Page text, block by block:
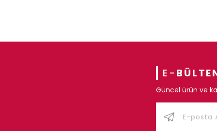
E-
Güncel ürün ve